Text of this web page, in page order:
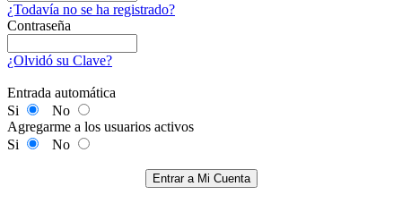
¿Todavía no se ha registrado?
Contraseña
¿Olvidó su Clave?
Entrada automática
Si
No
Agregarme a los usuarios activos
Si
No
Entrar a Mi Cuenta